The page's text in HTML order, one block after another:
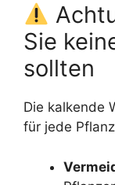
Sie
sollten
Die kalkende
für jede